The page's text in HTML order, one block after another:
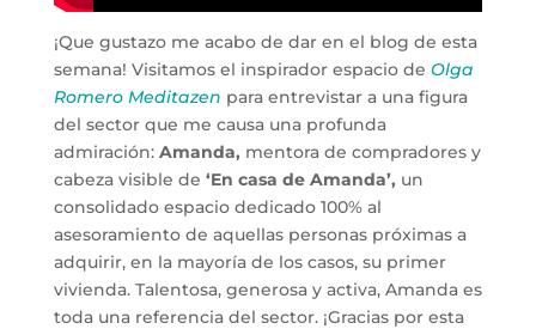
¡Que gustazo me acabo de dar en el blog de esta
semana! Visitamos el inspirador espacio de Olga
Romero Meditazen para entrevistar a una figura
del sector que me causa una profunda
admiración: Amanda, mentora de compradores y
cabeza visible de ‘En casa de Amanda’, un
consolidado espacio dedicado 100% al
asesoramiento de aquellas personas próximas a
adquirir, en la mayoría de los casos, su primer
vivienda. Talentosa, generosa y activa, Amanda es
toda una referencia del sector. ¡Gracias por esta